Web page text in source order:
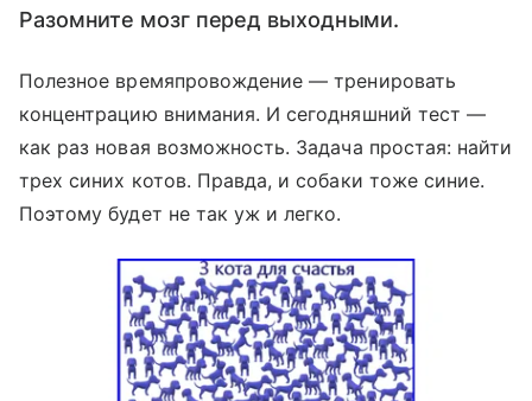
Разомните мозг перед выходными.
Полезное времяпровождение — тренировать
концентрацию внимания. И сегодняшний тест —
как раз новая возможность. Задача простая: найти
трех синих котов. Правда, и собаки тоже синие.
Поэтому будет не так уж и легко.